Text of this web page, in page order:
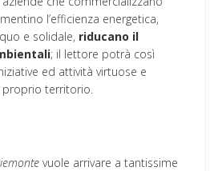
l’efficienza energetica,
e solidale, riducano il
; il lettore potrà così
ed attività virtuose e
proprio territorio.
vuole arrivare a tantissime